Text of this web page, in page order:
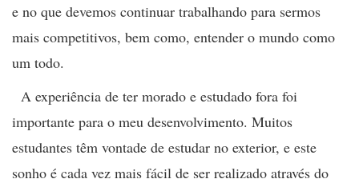
e no que devemos continuar trabalhando para sermos
mais competitivos, bem como, entender o mundo como
um todo.
A experiência de ter morado e estudado fora foi
importante para o meu desenvolvimento. Muitos
estudantes têm vontade de estudar no exterior, e este
sonho é cada vez mais fácil de ser realizado através do